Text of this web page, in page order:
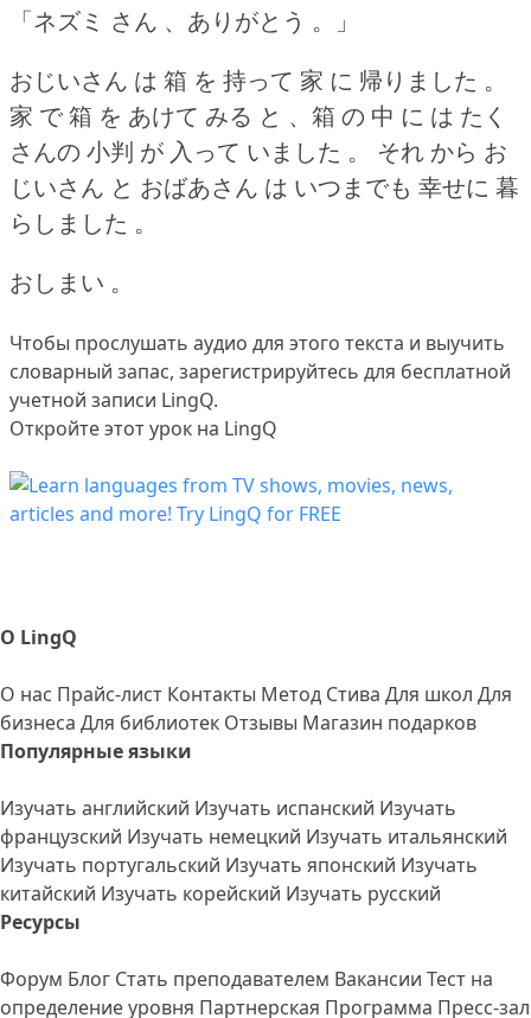
「ネズミ さん 、ありがとう 。」
おじいさん は 箱 を 持って 家 に 帰りました 。
家 で 箱 を あけて みる と 、箱 の 中 に は たく
さんの 小判 が 入って いました 。
それ から お
じいさん と おばあさん は いつまでも 幸せに 暮
らしました 。
おしまい 。
Чтобы прослушать аудио для этого текста и выучить
словарный запас, зарегистрируйтесь для бесплатной
учетной записи LingQ.
Откройте этот урок на LingQ
О LingQ
О нас Прайс-лист Контакты Метод Стива Для школ Для
бизнеса Для библиотек Отзывы Магазин подарков
Популярные языки
Изучать английский Изучать испанский Изучать
французский Изучать немецкий Изучать итальянский
Изучать португальский Изучать японский Изучать
китайский Изучать корейский Изучать русский
Ресурсы
Форум Блог Стать преподавателем Вакансии Тест на
определение уровня Партнерская Программа Пресс-зал